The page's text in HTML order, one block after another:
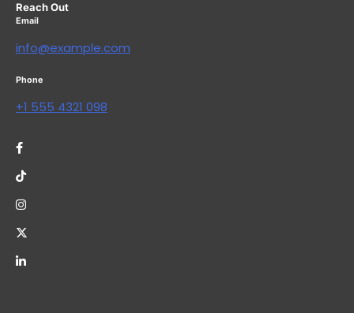
Reach Out
Email
info@example.com
Phone
+1 555 4321 098